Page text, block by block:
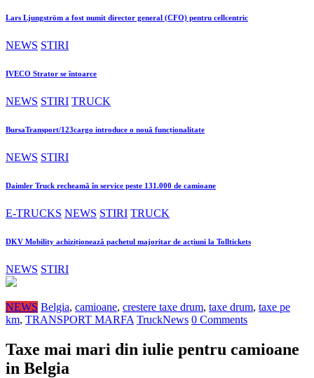
Lars Ljungström a fost numit director general (CFO) pentru cellcentric
NEWS STIRI
IVECO Strator se întoarce
NEWS STIRI TRUCK
BursaTransport/123cargo introduce o nouă funcționalitate
NEWS STIRI
Daimler Truck recheamă în service peste 131.000 de camioane
E-TRUCKS NEWS STIRI TRUCK
DKV Mobility achiziționează pachetul majoritar de acțiuni la Tolltickets
NEWS STIRI
NEWS Belgia, camioane, crestere taxe drum, taxe drum, taxe pe
km, TRANSPORT MARFA TruckNews 0 Comments
Taxe mai mari din iulie pentru camioane
in Belgia